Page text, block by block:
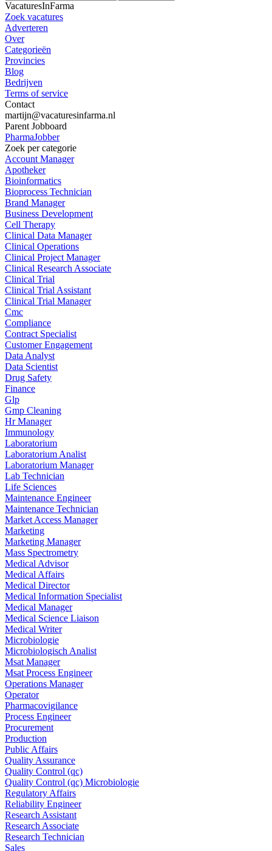
VacaturesInFarma
Zoek vacatures
Adverteren
Over
Categorieën
Provincies
Blog
Bedrijven
Terms of service
Contact
martijn@vacaturesinfarma.nl
Parent Jobboard
PharmaJobber
Zoek per categorie
Account Manager
Apotheker
Bioinformatics
Bioprocess Technician
Brand Manager
Business Development
Cell Therapy
Clinical Data Manager
Clinical Operations
Clinical Project Manager
Clinical Research Associate
Clinical Trial
Clinical Trial Assistant
Clinical Trial Manager
Cmc
Compliance
Contract Specialist
Customer Engagement
Data Analyst
Data Scientist
Drug Safety
Finance
Glp
Gmp Cleaning
Hr Manager
Immunology
Laboratorium
Laboratorium Analist
Laboratorium Manager
Lab Technician
Life Sciences
Maintenance Engineer
Maintenance Technician
Market Access Manager
Marketing
Marketing Manager
Mass Spectrometry
Medical Advisor
Medical Affairs
Medical Director
Medical Information Specialist
Medical Manager
Medical Science Liaison
Medical Writer
Microbiologie
Microbiologisch Analist
Msat Manager
Msat Process Engineer
Operations Manager
Operator
Pharmacovigilance
Process Engineer
Procurement
Production
Public Affairs
Quality Assurance
Quality Control (qc)
Quality Control (qc) Microbiologie
Regulatory Affairs
Reliability Engineer
Research Assistant
Research Associate
Research Technician
Sales